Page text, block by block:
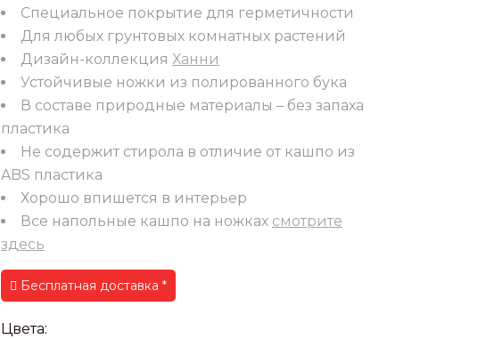
Специальное покрытие для герметичности
Для любых грунтовых комнатных растений
Дизайн-коллекция Ханни
Устойчивые ножки из полированного бука
В составе природные материалы – без запаха
пластика
Не содержит стирола в отличие от кашпо из
ABS пластика
Хорошо впишется в интерьер
Все напольные кашпо на ножках смотрите
здесь
Бесплатная доставка *
Цвета: